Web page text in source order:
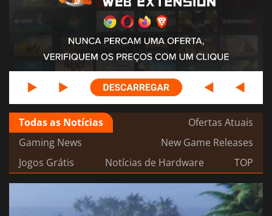
Todas as Notícias
Ofertas Atuais
Gaming News
New Game Releases
Jogos Grátis
Notícias de Hardware TOP